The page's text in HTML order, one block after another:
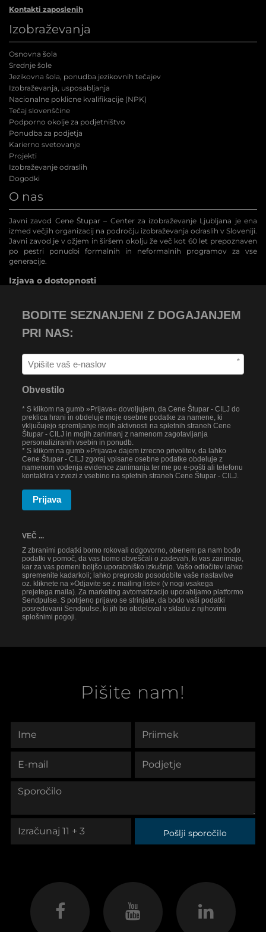
Kontakti zaposlenih
Izobraževanja
Osnovna šola
Srednje šole
Jezikovna šola, ponudba jezikovnih tečajev
Izobraževanja, usposabljanja
Nacionalne poklicne kvalifikacije (NPK)
Tečaj slovenščine
Podporno okolje za podjetništvo
Ponudba za podjetja
Karierno svetovanje
Projekti
Izobraževanje odraslih
Dogodki
O nas
Javni zavod Cene Štupar – Center za izobraževanje Ljubljana je ena
izmed večjih organizacij na področju izobraževanja odraslih v Sloveniji.
Javni zavod je v ožjem in širšem okolju že več kot 60 let prepoznaven
po pestri ponudbi formalnih in neformalnih programov za vse
generacije.
Izjava o dostopnosti
BODITE SEZNANJENI Z DOGAJANJEM
PRI NAS:
*
Obvestilo
* S klikom na gumb »Prijava« dovoljujem, da Cene Štupar - CILJ do
preklica hrani in obdeluje moje osebne podatke za namene, ki
vključujejo spremljanje mojih aktivnosti na spletnih straneh Cene
Štupar - CILJ in mojih zanimanj z namenom zagotavljanja
personaliziranih vsebin in ponudb.
* S klikom na gumb »Prijava« dajem izrecno privolitev, da lahko
Cene Štupar - CILJ zgoraj vpisane osebne podatke obdeluje z
namenom vodenja evidence zanimanja ter me po e-pošti ali telefonu
kontaktira v zvezi z vsebino na spletnih straneh Cene Štupar - CILJ.
Prijava
VEČ ...
Z zbranimi podatki bomo rokovali odgovorno, obenem pa nam bodo
podatki v pomoč, da vas bomo obveščali o zadevah, ki vas zanimajo,
kar za vas pomeni boljšo uporabniško izkušnjo. Vašo odločitev lahko
spremenite kadarkoli; lahko preprosto posodobite vaše nastavitve
oz. kliknete na »Odjavite se z mailing liste« (v nogi vsakega
prejetega maila). Za marketing avtomatizacijo uporabljamo platformo
Sendpulse. S potrjeno prijavo se strinjate, da bodo vaši podatki
posredovani Sendpulse, ki jih bo obdeloval v skladu z njihovimi
splošnimi pogoji.
Pišite nam!
Pošlji sporočilo